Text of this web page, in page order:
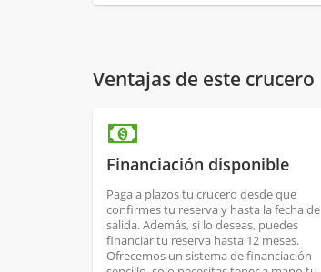
Ventajas de este crucero
Financiación disponible
Paga a plazos tu crucero desde que
confirmes tu reserva y hasta la fecha de
salida. Además, si lo deseas, puedes
financiar tu reserva hasta 12 meses.
Ofrecemos un sistema de financiación